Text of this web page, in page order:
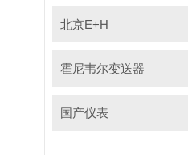
北京E+H
霍尼韦尔变送器
国产仪表